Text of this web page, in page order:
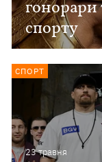
гонорари
спорту
23 травня
СПОРТ